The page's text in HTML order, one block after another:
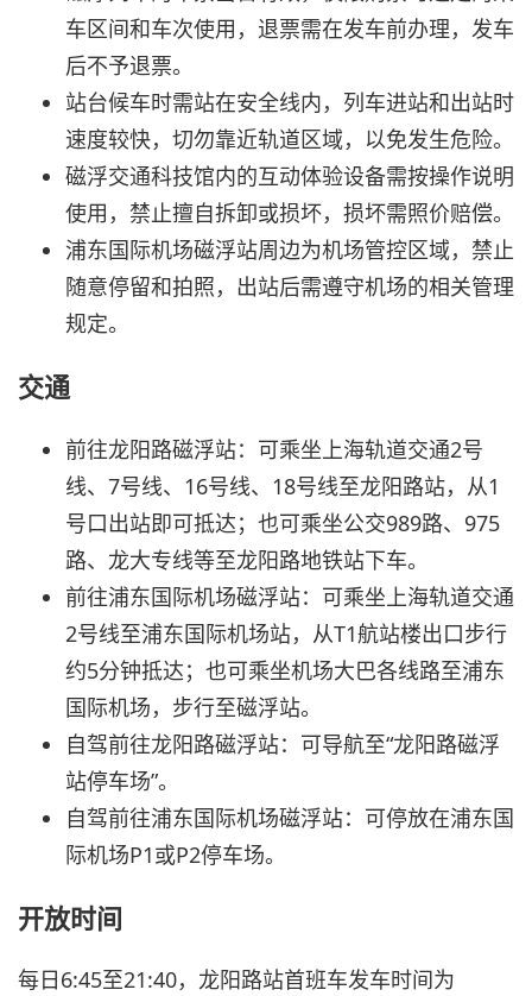
车区间和车次使用，退票需在发车前办理，发车
后不予退票。
站台候车时需站在安全线内，列车进站和出站时
速度较快，切勿靠近轨道区域，以免发生危险。
磁浮交通科技馆内的互动体验设备需按操作说明
使用，禁止擅自拆卸或损坏，损坏需照价赔偿。
浦东国际机场磁浮站周边为机场管控区域，禁止
随意停留和拍照，出站后需遵守机场的相关管理
规定。
交通
前往龙阳路磁浮站：可乘坐上海轨道交通2号
线、7号线、16号线、18号线至龙阳路站，从1
号口出站即可抵达；也可乘坐公交989路、975
路、龙大专线等至龙阳路地铁站下车。
前往浦东国际机场磁浮站：可乘坐上海轨道交通
2号线至浦东国际机场站，从T1航站楼出口步行
约5分钟抵达；也可乘坐机场大巴各线路至浦东
国际机场，步行至磁浮站。
自驾前往龙阳路磁浮站：可导航至“龙阳路磁浮
站停车场”。
自驾前往浦东国际机场磁浮站：可停放在浦东国
际机场P1或P2停车场。
开放时间
每日6:45至21:40，龙阳路站首班车发车时间为